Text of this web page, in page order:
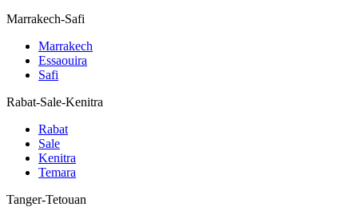
Marrakech-Safi
Marrakech
Essaouira
Safi
Rabat-Sale-Kenitra
Rabat
Sale
Kenitra
Temara
Tanger-Tetouan